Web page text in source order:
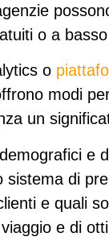
o a
o
modi
un
e
di
e quali
e di